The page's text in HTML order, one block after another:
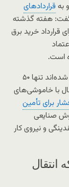
به قراردادهای
گفت: هفته گذشته
قرارداد خرید برق
است.
او افزود: «بسیاری از صنایع اکنون به اجبار ملزم شده‌اند تنها ۵۰
با خاموشی‌های
برای تأمین
صنایعی
و نیروی کار
انتقال